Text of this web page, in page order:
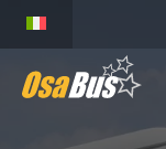
content